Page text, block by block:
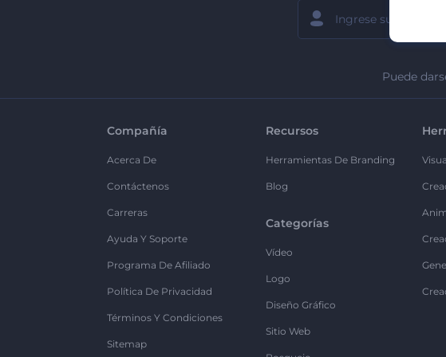
Puede
Compañía
Acerca De
Contáctenos
Carreras
Ayuda Y Soporte
Programa De Afiliado
Política De Privacidad
Términos Y Condiciones
Sitemap
Recursos
Herramientas De Branding
Blog
Categorías
Vídeo
Logo
Diseño Gráfico
Sitio Web